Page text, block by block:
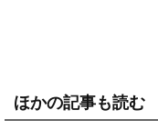
ほかの記事も読む